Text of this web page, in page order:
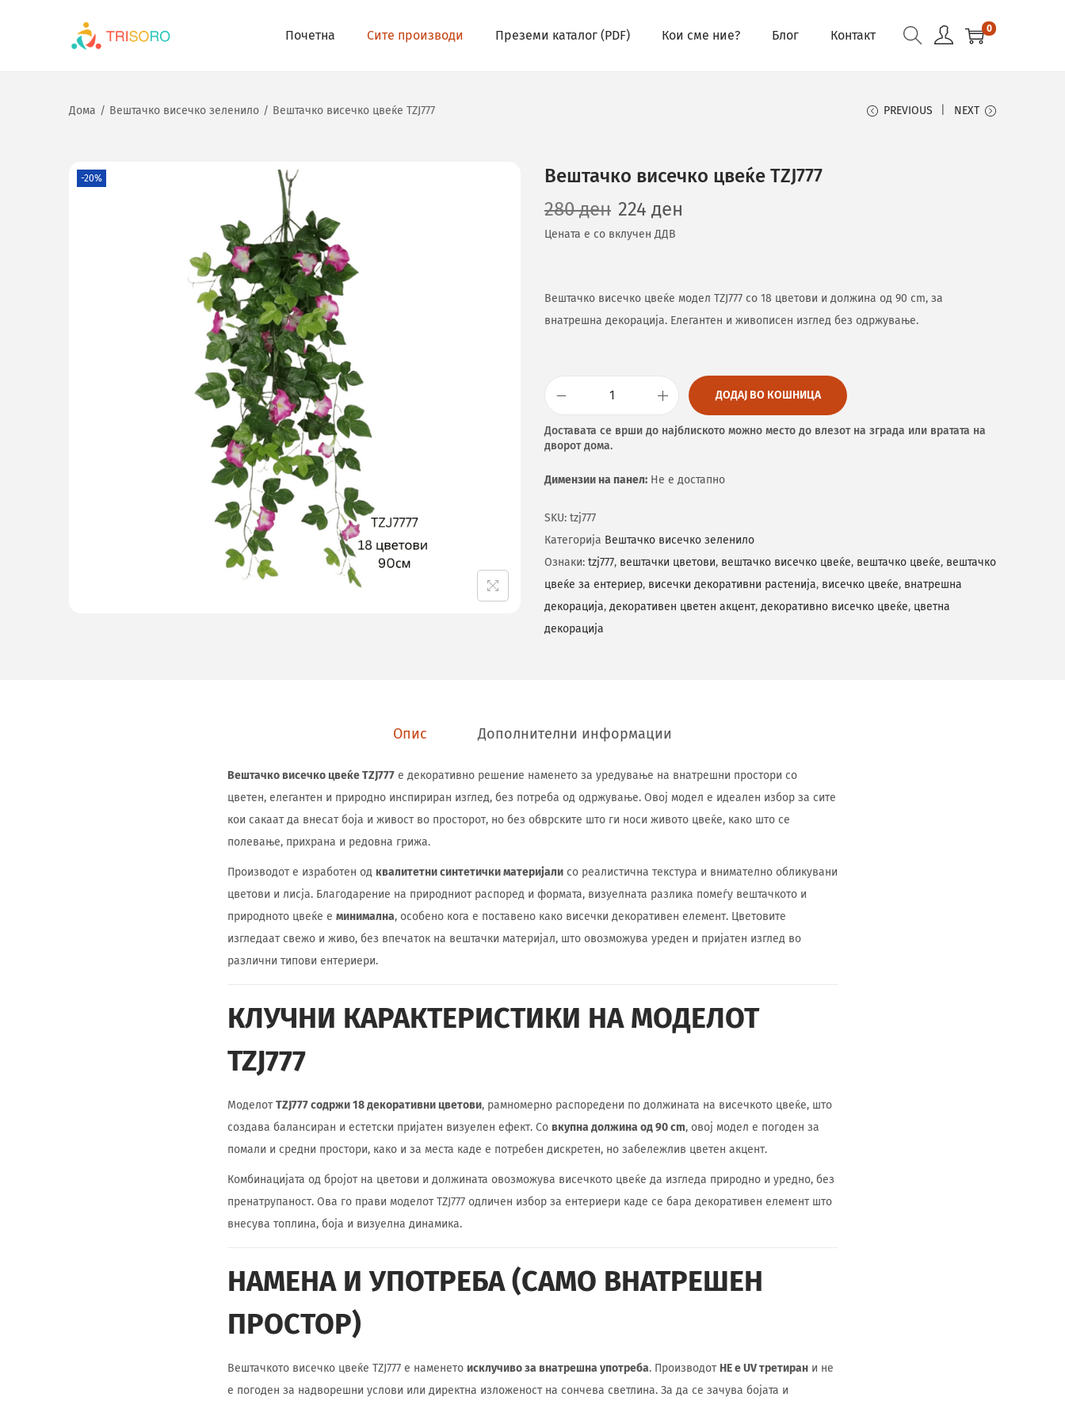
Почетна Сите производи Преземи каталог (PDF) Кои сме ние? Блог Контакт 0
Дома / Вештачко висечко зеленило / Вештачко висечко цвеќе TZJ777 PREVIOUS NEXT
-20%
Вештачко висечко цвеќе TZJ777
280ден 224 ден
Цената е со вклучен ДДВ
Вештачко висечко цвеќе модел TZJ777 со 18 цветови и должина од 90 cm, за
внатрешна декорација. Елегантен и живописен изглед без одржување.
ДОДАЈ ВО КОШНИЦА
Доставата се врши до најблиското можно место до влезот на зграда или вратата на
дворот дома.
Димензии на панел: Не е достапно
SKU: tzj777
Категорија Вештачко висечко зеленило
Ознаки: tzj777, вештачки цветови, вештачко висечко цвеќе, вештачко цвеќе, вештачко
цвеќе за ентериер, висечки декоративни растенија, висечко цвеќе, внатрешна
декорација, декоративен цветен акцент, декоративно висечко цвеќе, цветна
декорација
Опис Дополнителни информации
Вештачко висечко цвеќе TZJ777 е декоративно решение наменето за уредување на внатрешни простори со
цветен, елегантен и природно инспириран изглед, без потреба од одржување. Овој модел е идеален избор за сите
кои сакаат да внесат боја и живост во просторот, но без обврските што ги носи живото цвеќе, како што се
полевање, прихрана и редовна грижа.
Производот е изработен од квалитетни синтетички материјали со реалистична текстура и внимателно обликувани
цветови и лисја. Благодарение на природниот распоред и формата, визуелната разлика помеѓу вештачкото и
природното цвеќе е минимална, особено кога е поставено како висечки декоративен елемент. Цветовите
изгледаат свежо и живо, без впечаток на вештачки материјал, што овозможува уреден и пријатен изглед во
различни типови ентериери.
КЛУЧНИ КАРАКТЕРИСТИКИ НА МОДЕЛОТ
TZJ777
МоделотTZJ777 содржи 18 декоративни цветови, рамномерно распоредени по должината на висечкото цвеќе, што
создава балансиран и естетски пријатен визуелен ефект. Со вкупна должина од 90 cm, овој модел е погоден за
помали и средни простори, како и за места каде е потребен дискретен, но забележлив цветен акцент.
Комбинацијата од бројот на цветови и должината овозможува висечкото цвеќе да изгледа природно и уредно, без
пренатрупаност. Ова го прави моделот TZJ777 одличен избор за ентериери каде се бара декоративен елемент што
внесува топлина, боја и визуелна динамика.
НАМЕНА И УПОТРЕБА (САМО ВНАТРЕШЕН
ПРОСТОР)
Вештачкото висечко цвеќе TZJ777 е наменето исклучиво за внатрешна употреба. Производот НЕ е UV третиран и не
е погоден за надворешни услови или директна изложеност на сончева светлина. За да се зачува бојата и